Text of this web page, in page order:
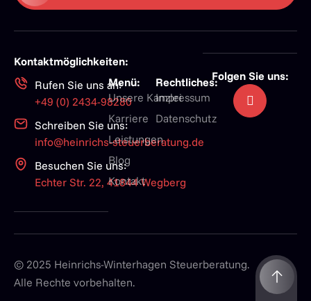
Kontaktmöglichkeiten:
Rufen Sie uns an:
+49 (0) 2434-98280
Schreiben Sie uns:
info@heinrichs-steuerberatung.de
Besuchen Sie uns:
Echter Str. 22, 41844 Wegberg
Menü:
Unsere Kanzlei
Karriere
Leistungen
Blog
Kontakt
Rechtliches:
Impressum
Datenschutz
Folgen Sie uns:
© 2025 Heinrichs-Winterhagen Steuerberatung.
Alle Rechte vorbehalten.